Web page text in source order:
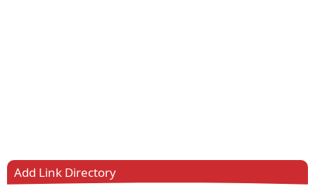
Add Link Directory